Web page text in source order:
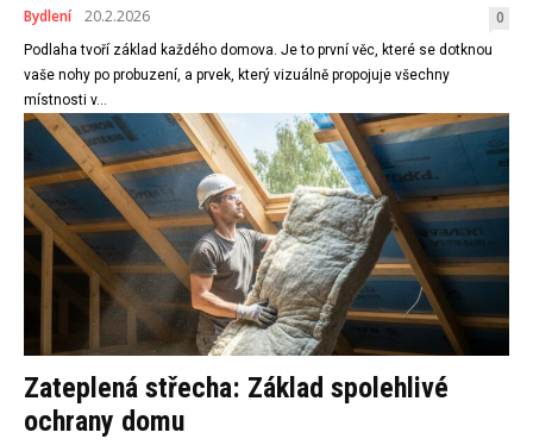
Bydlení 20.2.2026 0
Podlaha tvoří základ každého domova. Je to první věc, které se dotknou
vaše nohy po probuzení, a prvek, který vizuálně propojuje všechny
místnosti v...
Zateplená střecha: Základ spolehlivé
ochrany domu